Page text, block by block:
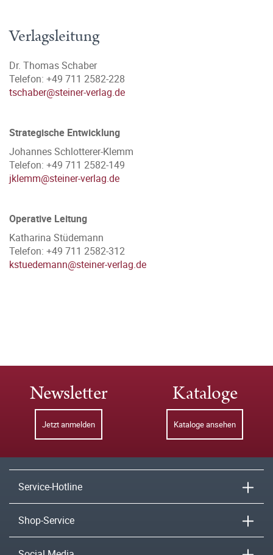
Verlagsleitung
Dr. Thomas Schaber
Telefon: +49 711 2582-228
tschaber@steiner-verlag.de
Strategische Entwicklung
Johannes Schlotterer-Klemm
Telefon: +49 711 2582-149
jklemm@steiner-verlag.de
Operative Leitung
Katharina Stüdemann
Telefon: +49 711 2582-312
kstuedemann@steiner-verlag.de
Newsletter
Jetzt anmelden
Kataloge
Kataloge ansehen
Service-Hotline
Shop-Service